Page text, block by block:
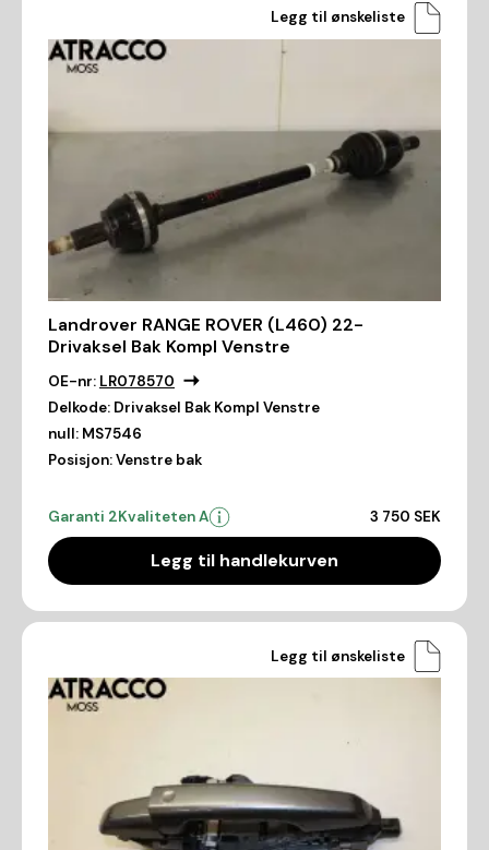
Legg til ønskeliste
Landrover RANGE ROVER (L460) 22-
Drivaksel Bak Kompl Venstre
OE-nr: LR078570
Delkode: Drivaksel Bak Kompl Venstre
null: MS7546
Posisjon:Venstre bak
Garanti 2Kvaliteten A 3 750 SEK
Legg til handlekurven
Legg til ønskeliste